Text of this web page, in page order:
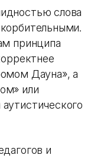
слова
принципа
Дауна», а
или
и